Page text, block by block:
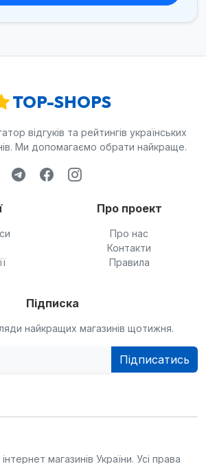
TOP-SHOPS
відгуків та рейтингів українських
Ми допомагаємо обрати найкраще.
Про проект
Про нас
Контакти
Правила
Підписка
найкращих магазинів щотижня.
Підписатись
магазинів України. Усі права